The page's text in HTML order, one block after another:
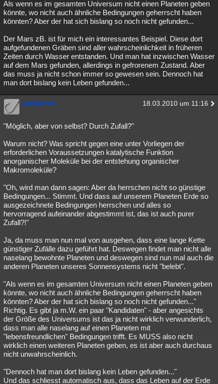
Als wenn es im gesamten Universum nicht einen Planeten geben
könnte, wo nicht auch ähnliche Bedingungen geherrscht haben
könnten? Aber der hat sich bislang so noch nicht gefunden...
Der Mars zB. ist für mich ein interessantes Beispiel. Diese dort
aufgefundenen Gräben sind aller wahrscheinlichkeit in früheren
Zeiten durch Wasser entstanden. Und man hat inzwischen Wasser
auf dem Mars gefunden, allerdings in gefrorenem Zustand. Aber
das muss ja nicht schon immer so gewesen sein. Dennoch hat
man dort bislang kein Leben gefunden...
polyprion 18.03.2010 um 11:16
"Möglich, aber von selbst? Durch Zufall?"
Warum nicht? Was spricht gegen eine unter Vorliegen der
erforderlichen Voraussetzungen katalytische Funktion
anorganischer Moleküle bei der entstehung organischer
Makromoleküle?
"Oh, wird man dann sagen: Aber da herrschen nicht so günstige
Bedingungen... Stimmt. Und dass auf unserem Planeten Erde so
ausgezeichnete Bedingungen herrschen und alles so
hervorragend aufeinander abgestimmt ist, das ist auch purer
Zufall?!"
Ja, da muss man nun mal von ausgehen, dass eine lange Kette
günstiger Zufälle dazu geführt hat. Deswegen findet man nicht alle
naselang bewohnte Planeten und deswegen sind nun mal auch die
anderen Planeten unseres Sonnensystems nicht "belebt".
"Als wenn es im gesamten Universum nicht einen Planeten geben
könnte, wo nicht auch ähnliche Bedingungen geherrscht haben
könnten? Aber der hat sich bislang so noch nicht gefunden..."
Richtig. Es gibt ja m.W. ein paar "Kandidaten" - aber angesichts
der Größe des Universums ist das ja nicht wirklich verwunderlich,
dass man alle naselang auf einen Planeten mit
"lebensfreundlichen" Bedingungen trifft. Es MUSS also nicht
wirklich einen weiteren Planeten geben, es ist aber auch durchaus
nicht unwahrscheinlich.
"Dennoch hat man dort bislang kein Leben gefunden..."
Und das schliesst automatisch aus, dass das Leben auf der Erde